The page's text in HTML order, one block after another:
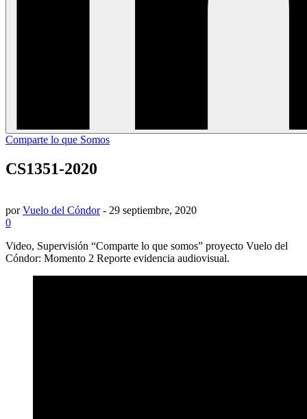
Comparte lo que Somos
CS1351-2020
porVuelo del Cóndor- 29 septiembre, 2020
0
Video, Supervisión “Comparte lo que somos” proyecto Vuelo del
Cóndor: Momento 2 Reporte evidencia audiovisual.